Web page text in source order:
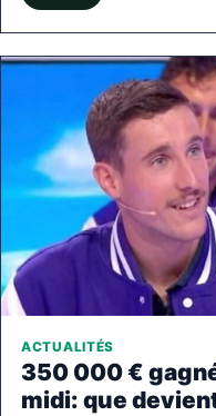
ACTUALITÉS
350 000 €
midi: que